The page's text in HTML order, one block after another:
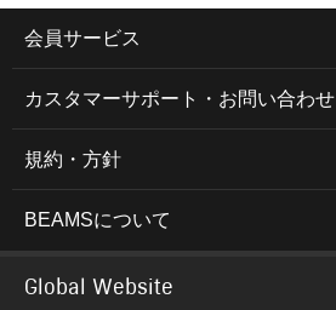
会員サービス
カスタマーサポート・お問い合わせ
規約・方針
BEAMSについて
Global Website